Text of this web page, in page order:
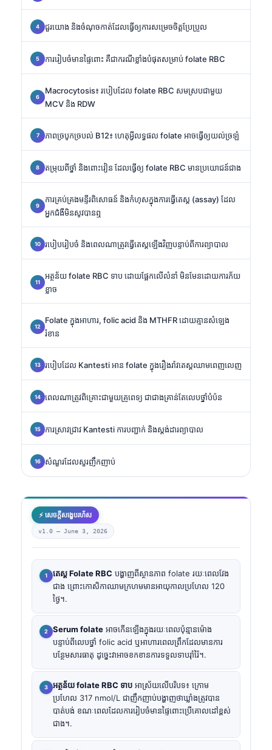
ជួរយោង និងចំណុចកាត់ដែលធ្វើឲ្យការសម្រេចចិត្តប្រែប្រួល
ការរៀបចំមានផ្ទៃពោះ គឺជាករណីខ្លាំងបំផុតសម្រាប់ folate RBC
Macrocytosis៖ របៀបដែល folate RBC សមស្របជាមួយ
MCV និង RDW
ភាពច្របូកច្របល់ B12៖ ហេតុអ្វីលទ្ធផល folate អាចធ្វើឲ្យយល់ច្រឡំ
តម្រុយពីថ្នាំ និងពោះវៀន ដែលធ្វើឲ្យ folate RBC មានប្រយោជន៍ជាង
ការគ្រប់គ្រងមន្ទីរពិសោធន៍ និងកំហុសក្នុងការធ្វើតេស្ត (assay) ដែល
អ្នកជំងឺមិនសូវបានឮ
របៀបរៀបចំ និងពេលណាត្រូវធ្វើតេស្តឡើងវិញបន្ទាប់ពីការព្យាបាល
អត្ថន័យ folate RBC ទាប ដោយផ្អែកលើលំនាំ មិនមែនដោយការភ័យ
ខ្លាច
Folate ក្នុងអាហារ, folic acid និង MTHFR ដោយគ្មានសំឡេង
រំខាន
របៀបដែល Kantesti អាន folate ក្នុងរឿងរ៉ាវតេស្តឈាមពេញលេញ
ពេលណាត្រូវពិគ្រោះជាមួយគ្រូពេទ្យ ជាជាងគ្រាន់តែលេបថ្នាំបំប៉ន
ការស្រាវជ្រាវ Kantesti ការបញ្ជាក់ និងស្តង់ដារព្យាបាល
សំណួរដែលសួរញឹកញាប់
⚡ សេចក្តីសង្ខេបរហ័ស
v1.0 — June 3, 2026
តេស្ត Folate RBC បង្ហាញពីស្ថានភាព folate រយៈពេលវែង
ជាង ព្រោះកោសិកាឈាមក្រហមមានអាយុកាលប្រហែល 120
ថ្ងៃ។.
Serum folate អាចកើនឡើងក្នុងរយៈពេលប៉ុន្មានម៉ោង
បន្ទាប់ពីលេបថ្នាំ folic acid ឬអាហារពេលព្រឹកដែលមានការ
បន្ថែមសារធាតុ ដូច្នេះវាអាចខកខានការទទួលទាបរ៉ាំរ៉ៃ។.
អត្ថន័យ folate RBC ទាប អាស្រ័យលើបរិបទ៖ ក្រោម
ប្រហែល 317 nmol/L ជាញឹកញាប់បង្ហាញថាឃ្លាំងត្រូវបាន
បាត់បង់ ខណៈពេលដែលការរៀបចំមានផ្ទៃពោះប្រើគោលដៅខ្ពស់
ជាង។.